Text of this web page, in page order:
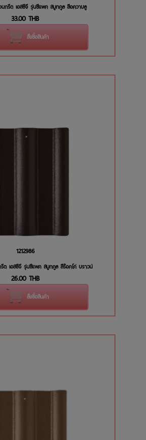
นกรีต เอสซีจี รุ่นซีแพค สมูทคูล สีอควาบลู
33.00 THB
สั่งซื้อสินค้า
1212986
รีต เอสซีจี รุ่นซีแพค สมูทคูล สีร๊อคโค่ บราวน์
26.00 THB
สั่งซื้อสินค้า